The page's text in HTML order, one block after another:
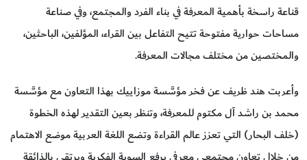
قناعة راسخة بأهمية المعرفة في بناء الفرد والمجتمع، وفي صناعة
مساحات حوارية مفتوحة تتيح التفاعل بين القراء، المؤلفين، الباحثين،
والمختصين من مختلف مجالات المعرفة.
وأعربت هند ظريف عن فخر مؤسَّسة موزاييك بهذا التعاون مع مؤسَّسة
محمد بن راشد آل مكتوم للمعرفة، وتنظر بعين التقدير لهذه الخطوة
(خلف البحار) التي تعزز عالم القراءة وتضع اللغة العربية موضع الاهتمام